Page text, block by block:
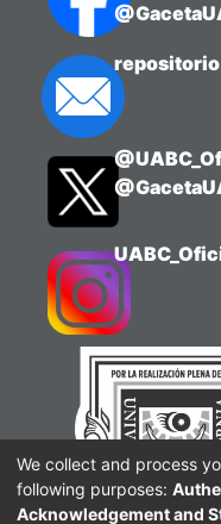
We collect and process
following purposes:
Acknowledgement and